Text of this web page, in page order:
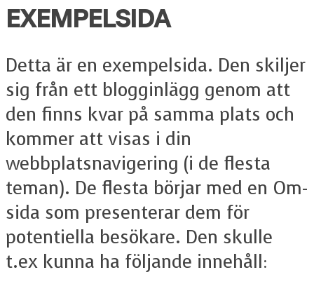
EXEMPELSIDA
Detta är en exempelsida. Den skiljer
sig från ett blogginlägg genom att
den finns kvar på samma plats och
kommer att visas i din
webbplatsnavigering (i de flesta
teman). De flesta börjar med en Om-
sida som presenterar dem för
potentiella besökare. Den skulle
t.ex kunna ha följande innehåll: